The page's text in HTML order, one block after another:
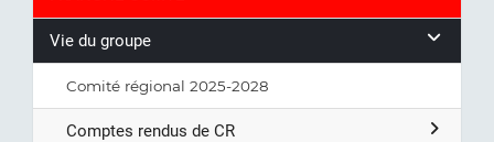
Vie du groupe
Comité régional 2025-2028
Comptes rendus de CR